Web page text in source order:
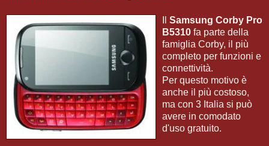
Samsung Corby Pro
B5310 fa parte della
famiglia Corby, il più
completo per funzioni e
connettività.
Per questo motivo è
anche il più costoso,
ma con 3 Italia si può
avere in comodato
d'uso gratuito.